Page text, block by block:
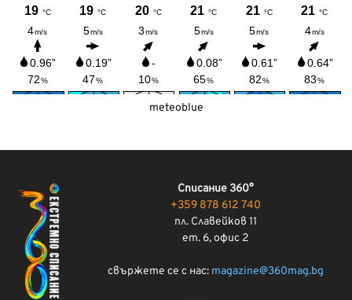
meteoblue
Списание 360°
+359 878 612 740
пл. Славейков 11
ет. 6, офис 2
свържете се с нас: magazine@360mag.bg